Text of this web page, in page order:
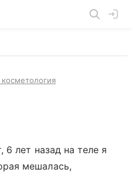
6 лет назад на теле я
мешалась,